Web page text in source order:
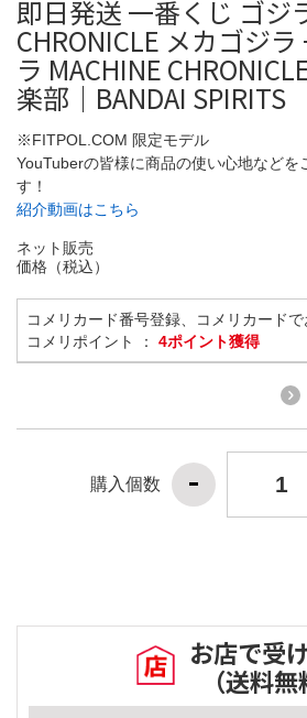
即日発送 一番くじ ゴジ
CHRONICLE メカゴジ
ラ MACHINE
楽部｜BANDAI SPIRITS
※FITPOL.COM 限定モデル
YouTuberの皆様に商品の使い心地などを
す！
紹介動画はこちら
ネット販売
価格（税込）
コメリカード番号登録、コメリカード
コメリポイント ： 4ポイント獲得
購入個数
お店で受
（送料無